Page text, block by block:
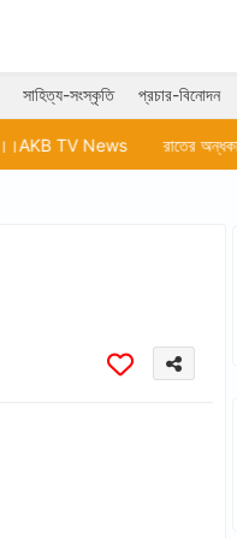
সাহিত্য-সংস্কৃতি প্রচার-বিনোদন
রাতের অন্ধকারে দুঃসাহসিক